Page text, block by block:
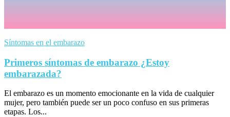
Síntomas en el embarazo
Primeros síntomas de embarazo ¿Estoy
embarazada?
El embarazo es un momento emocionante en la vida de cualquier
mujer, pero también puede ser un poco confuso en sus primeras
etapas. Los...